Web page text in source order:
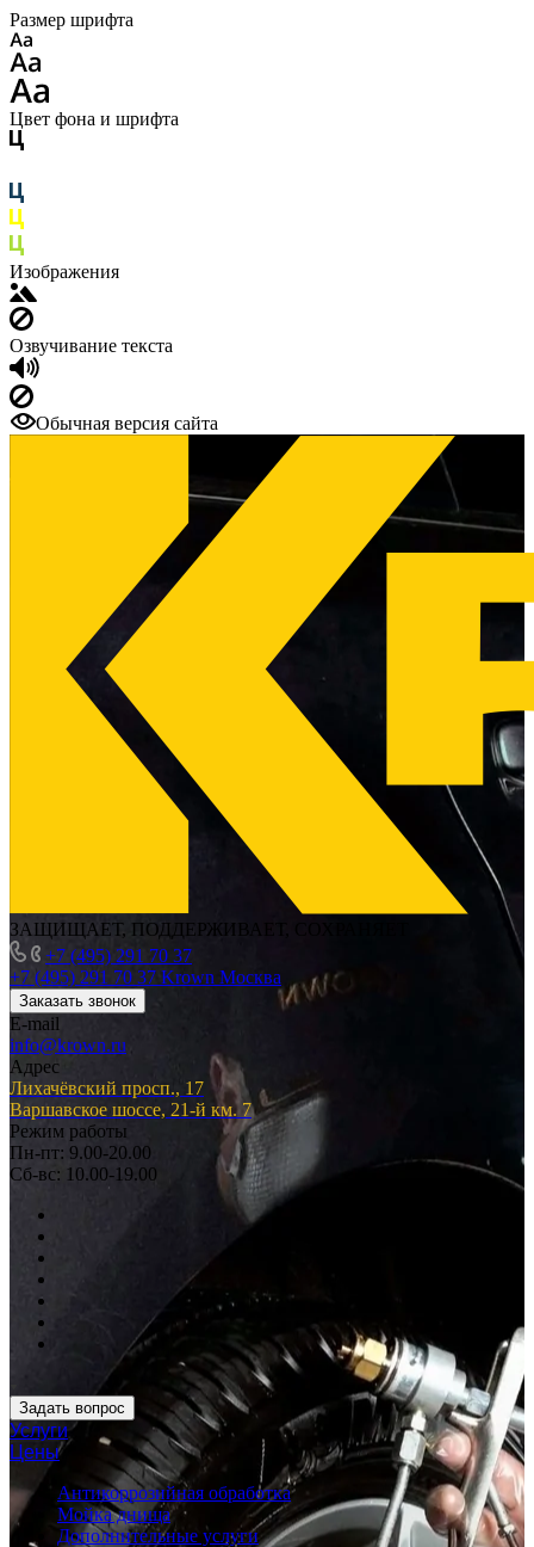
Размер шрифта
Цвет фона и шрифта
Изображения
Озвучивание текста
Обычная версия сайта
ЗАЩИЩАЕТ, ПОДДЕРЖИВАЕТ, СОХРАНЯЕТ
+7 (495) 291 70 37
+7 (495) 291 70 37 Krown Москва
Заказать звонок
E-mail
info@krown.ru
Адрес
Лихачёвский просп., 17
Варшавское шоссе, 21-й км. 7
Режим работы
Пн-пт: 9.00-20.00
Сб-вс: 10.00-19.00
Задать вопрос
Услуги
Цены
Антикоррозийная обработка
Мойка днища
Дополнительные услуги